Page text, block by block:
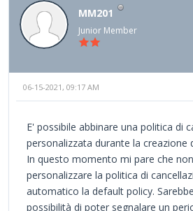
MM201
Junior Member
06-15-2021, 09:17 AM
E' possibile abbinare una politica di
personalizzata durante la creazione
In questo momento mi pare che
personalizzare la politica di
automatico la default policy.
possibilità di poter segnalare un